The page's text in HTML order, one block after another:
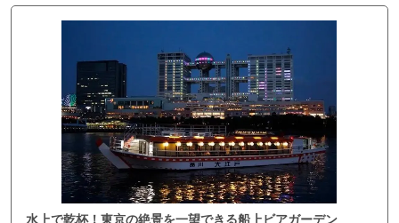
水上で乾杯！東京の絶景を一望できる船上ビアガーデン